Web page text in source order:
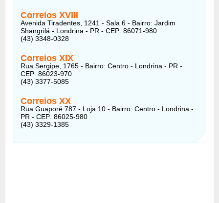
Correios XVIII
Avenida Tiradentes, 1241 - Sala 6 - Bairro: Jardim
Shangrilá - Londrina - PR - CEP: 86071-980
(43) 3348-0328
Correios XIX
Rua Sergipe, 1765 - Bairro: Centro - Londrina - PR -
CEP: 86023-970
(43) 3377-5085
Correios XX
Rua Guaporé 787 - Loja 10 - Bairro: Centro - Londrina -
PR - CEP: 86025-980
(43) 3329-1385